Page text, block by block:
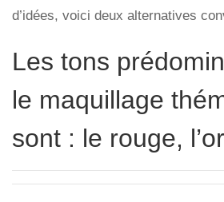
d’idées, voici deux alternatives
Les tons
le maquillage
sont : le rouge,